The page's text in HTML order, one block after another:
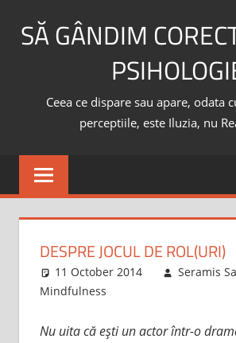
SĂ GÂNDIM
Ceea ce dispare sau apare, odata
perceptiile, este Iluzia, nu
DESPRE JOCUL DE ROL(URI)
11 October 2014
Seramis
Mindfulness
Nu uita că eşti un actor într-o